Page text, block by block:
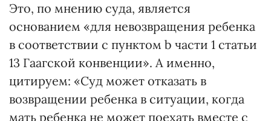
Это, по мнению суда, является
основанием «для невозвращения ребенка
в соответствии с пунктом b части 1 статьи
13 Гаагской конвенции». А именно,
цитируем: «Суд может отказать в
возвращении ребенка в ситуации, когда
мать ребенка не может поехать вместе с